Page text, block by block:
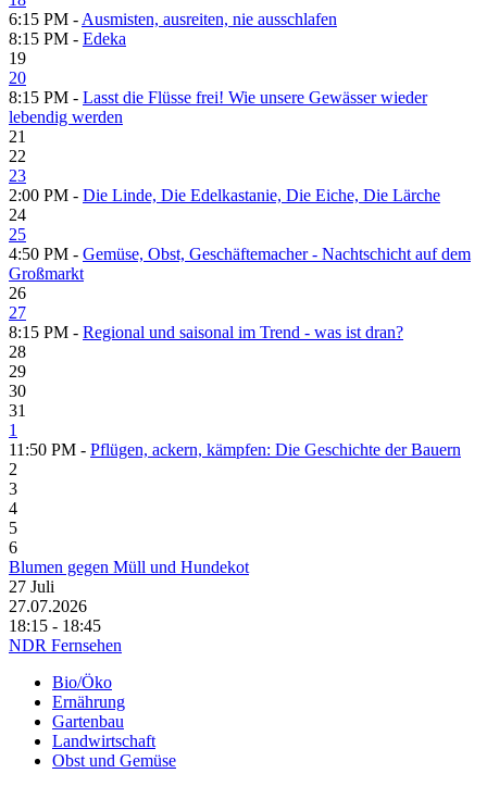
6:15 PM - Ausmisten, ausreiten, nie ausschlafen
8:15 PM - Edeka
19
20
8:15 PM - Lasst die Flüsse frei! Wie unsere Gewässer wieder
lebendig werden
21
22
23
2:00 PM - Die Linde, Die Edelkastanie, Die Eiche, Die Lärche
24
25
4:50 PM - Gemüse, Obst, Geschäftemacher - Nachtschicht auf dem
Großmarkt
26
27
8:15 PM - Regional und saisonal im Trend - was ist dran?
28
29
30
31
1
11:50 PM - Pflügen, ackern, kämpfen: Die Geschichte der Bauern
2
3
4
5
6
Blumen gegen Müll und Hundekot
27 Juli
27.07.2026
18:15 - 18:45
NDR Fernsehen
Bio/Öko
Ernährung
Gartenbau
Landwirtschaft
Obst und Gemüse